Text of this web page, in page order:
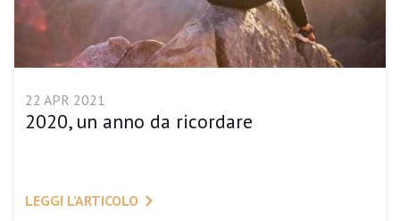
22 APR 2021
2020, un anno da ricordare
LEGGI L’ARTICOLO